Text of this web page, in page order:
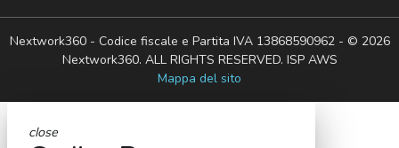
Nextwork360 - Codice fiscale e Partita IVA 13868590962 - © 2026
Nextwork360. ALL RIGHTS RESERVED. ISP AWS
Mappa del sito
close